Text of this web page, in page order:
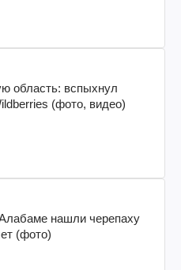
область: вспыхнул
(фото, видео)
нашли черепаху
(фото)